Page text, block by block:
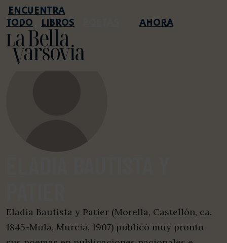
TODO LIBROS AHORA
Eladia Bautista y Patier (Morella, Castellón, ca.
1845-Mula, Murcia, 1907) publicó muy pronto